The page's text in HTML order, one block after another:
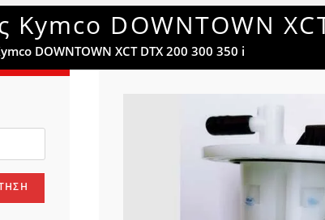
Kymco DOWNTOWN
DOWNTOWN XCT DTX 200 300 350 i